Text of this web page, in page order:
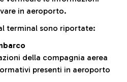
in aeroporto.
terminal sono riportate:
della compagnia aerea
presenti in aeroporto